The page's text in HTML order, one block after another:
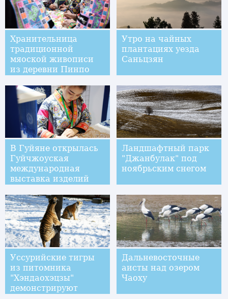
Хранительница
традиционной
мяоской живописи
из деревни Пинпо
Утро на чайных
плантациях уезда
Саньцзян
В Гуйяне открылась
Гуйчжоуская
международная
выставка изделий
народных
художественных
промыслов 2018
Ландшафтный парк
"Джанбулак" под
ноябрьским снегом
Уссурийские тигры
из питомника
"Хэндаохэцзы"
демонстрируют
Дальневосточные
аисты над озером
Чаоху